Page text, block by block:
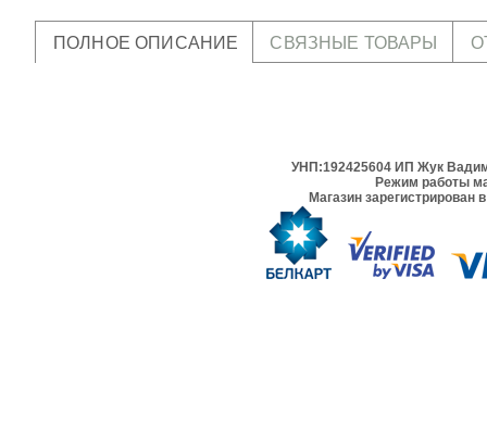
ПОЛНОЕ ОПИСАНИЕ СВЯЗНЫЕ ТОВАРЫ
УНП:192425604 ИП Жук
Режим работы
Магазин зарегистрирован